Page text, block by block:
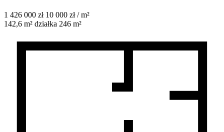
1 426 000 zł 10 000 zł / m²
142,6 m² działka 246 m²